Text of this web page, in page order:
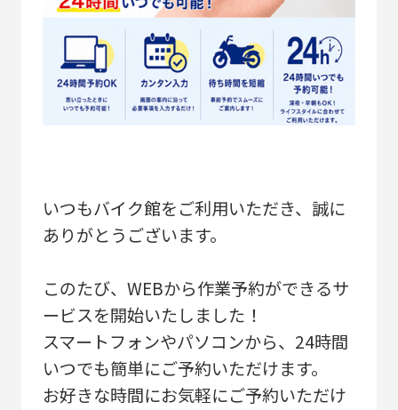
いつもバイク館をご利用いただき、誠に
ありがとうございます。
このたび、WEBから作業予約ができるサ
ービスを開始いたしました！
スマートフォンやパソコンから、24時間
いつでも簡単にご予約いただけます。
お好きな時間にお気軽にご予約いただけ